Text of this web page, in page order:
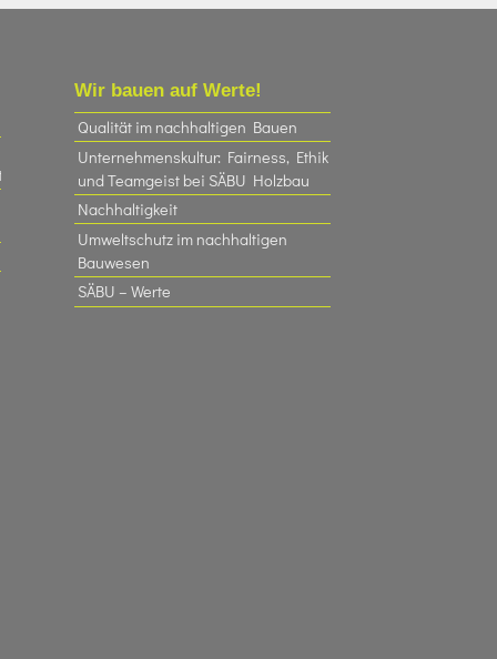
Wir bauen auf Werte!
Qualität im nachhaltigen Bauen
Unternehmenskultur: Fairness, Ethik
und Teamgeist bei SÄBU Holzbau​
Nachhaltigkeit
Umweltschutz im nachhaltigen
Bauwesen
SÄBU – Werte